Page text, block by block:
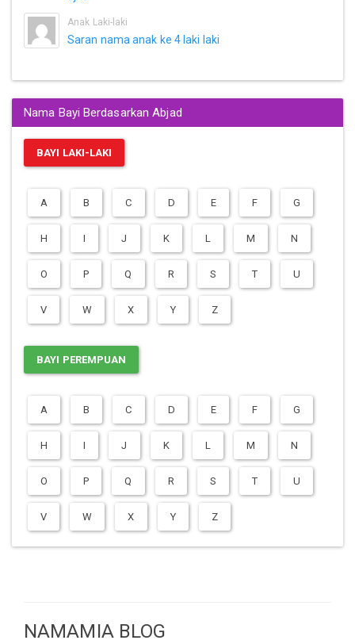
Anak Laki-laki
Saran nama anak ke 4 laki laki
Nama Bayi Berdasarkan Abjad
BAYI LAKI-LAKI
A B C D E F G
H I J K L M N
O P Q R S T U
V W X Y Z
BAYI PEREMPUAN
A B C D E F G
H I J K L M N
O P Q R S T U
V W X Y Z
NAMAMIA BLOG